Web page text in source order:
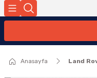
Anasayfa Land